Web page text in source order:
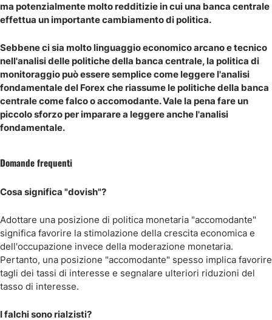
ma potenzialmente molto redditizie in cui una banca centrale
effettua un importante cambiamento di politica.
Sebbene ci sia molto linguaggio economico arcano e tecnico
nell'analisi delle politiche della banca centrale, la politica di
monitoraggio può essere semplice come leggere l'analisi
fondamentale del Forex che riassume le politiche della banca
centrale come falco o accomodante. Vale la pena fare un
piccolo sforzo per imparare a leggere anche l'analisi
fondamentale.
Domande frequenti
Cosa significa "dovish"?
Adottare una posizione di politica monetaria "accomodante"
significa favorire la stimolazione della crescita economica e
dell'occupazione invece della moderazione monetaria.
Pertanto, una posizione "accomodante" spesso implica favorire
tagli dei tassi di interesse e segnalare ulteriori riduzioni del
tasso di interesse.
I falchi sono rialzisti?